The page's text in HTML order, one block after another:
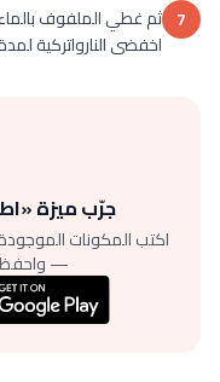
7 ثم غطي الملفوف
اخفضى النارواتركية لمدة 45 دقيقة حتى
جرّب ميزة
اكتب المكونات
— واحفظ